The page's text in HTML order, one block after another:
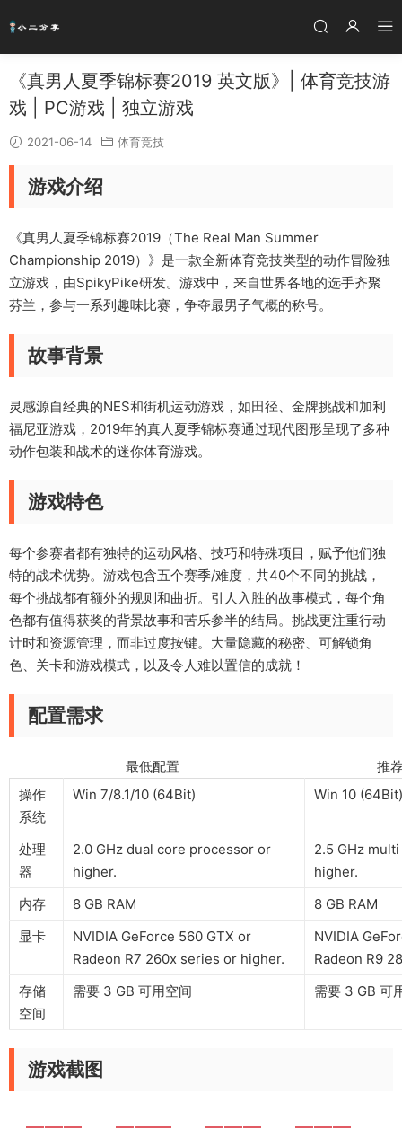
《真男人夏季锦标赛2019 英文版》| 体育竞技游
戏 | PC游戏 | 独立游戏
2021-06-14 体育竞技
游戏介绍
《真男人夏季锦标赛2019（The Real Man Summer
Championship 2019）》是一款全新体育竞技类型的动作冒险独
立游戏，由SpikyPike研发。游戏中，来自世界各地的选手齐聚
芬兰，参与一系列趣味比赛，争夺最男子气概的称号。
故事背景
灵感源自经典的NES和街机运动游戏，如田径、金牌挑战和加利
福尼亚游戏，2019年的真人夏季锦标赛通过现代图形呈现了多种
动作包装和战术的迷你体育游戏。
游戏特色
每个参赛者都有独特的运动风格、技巧和特殊项目，赋予他们独
特的战术优势。游戏包含五个赛季/难度，共40个不同的挑战，
每个挑战都有额外的规则和曲折。引人入胜的故事模式，每个角
色都有值得获奖的背景故事和苦乐参半的结局。挑战更注重行动
计时和资源管理，而非过度按键。大量隐藏的秘密、可解锁角
色、关卡和游戏模式，以及令人难以置信的成就！
配置需求
最低配置 推荐配
操作
系统
Win 7/8.1/10 (64Bit) Win 10 (64Bit)
处理
器
2.0 GHz dual core processor or
higher.
2.5 GHz
higher.
内存
8 GB RAM
8 GB RAM
显卡
NVIDIA GeForce 560 GTX or
Radeon R7 260x series or higher.
NVIDIA
Radeon R9
存储
空间
需要 3 GB 可用空间 需要 3 GB 可
游戏截图